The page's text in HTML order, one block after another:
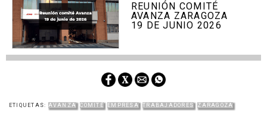
REUNIÓN COMITÉ
AVANZA ZARAGOZA
19 DE JUNIO 2026
ETIQUETAS: AVANZA COMITÉ EMPRESA TRABAJADORES ZARAGOZA